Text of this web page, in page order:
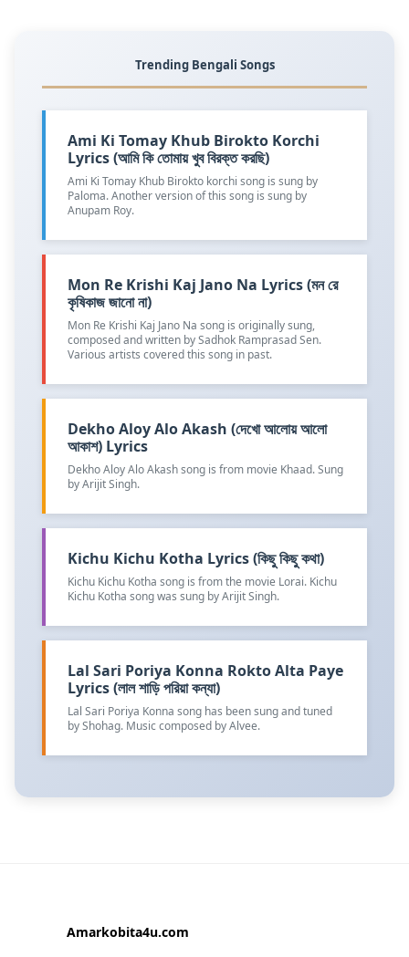
Trending Bengali Songs
Ami Ki Tomay Khub Birokto Korchi
Lyrics (আমি কি তোমায় খুব বিরক্ত করছি)
Ami Ki Tomay Khub Birokto korchi song is sung by
Paloma. Another version of this song is sung by
Anupam Roy.
Mon Re Krishi Kaj Jano Na Lyrics (মন রে
কৃষিকাজ জানো না)
Mon Re Krishi Kaj Jano Na song is originally sung,
composed and written by Sadhok Ramprasad Sen.
Various artists covered this song in past.
Dekho Aloy Alo Akash (দেখো আলোয় আলো
আকাশ) Lyrics
Dekho Aloy Alo Akash song is from movie Khaad. Sung
by Arijit Singh.
Kichu Kichu Kotha Lyrics (কিছু কিছু কথা)
Kichu Kichu Kotha song is from the movie Lorai. Kichu
Kichu Kotha song was sung by Arijit Singh.
Lal Sari Poriya Konna Rokto Alta Paye
Lyrics (লাল শাড়ি পরিয়া কন্যা)
Lal Sari Poriya Konna song has been sung and tuned
by Shohag. Music composed by Alvee.
Amarkobita4u.com